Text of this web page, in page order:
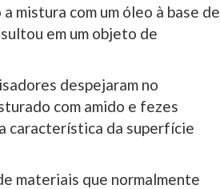
mistura com um óleo à base de
em um objeto de
despejaram no
com amido e fezes
característica da superfície
materiais que normalmente